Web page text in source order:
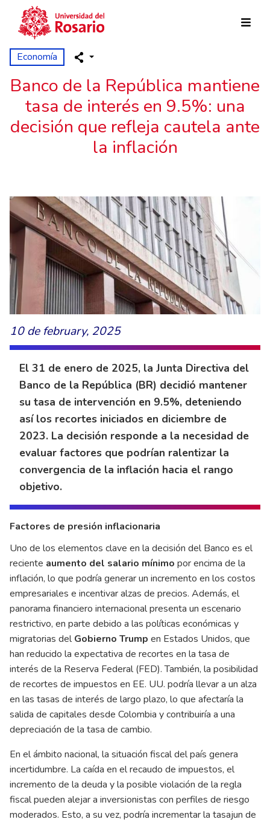
Skip to main content
Economía
Banco de la República mantiene
tasa de interés en 9.5%: una
decisión que refleja cautela ante
la inflación
10 de february, 2025
El 31 de enero de 2025, la Junta Directiva del
Banco de la República (BR) decidió mantener
su tasa de intervención en 9.5%, deteniendo
así los recortes iniciados en diciembre de
2023. La decisión responde a la necesidad de
evaluar factores que podrían ralentizar la
convergencia de la inflación hacia el rango
objetivo.
Factores de presión inflacionaria
Uno de los elementos clave en la decisión del Banco es el
reciente aumento del salario mínimo por encima de la
inflación, lo que podría generar un incremento en los costos
empresariales e incentivar alzas de precios. Además, el
panorama financiero internacional presenta un escenario
restrictivo, en parte debido a las políticas económicas y
migratorias delGobierno Trump en Estados Unidos, que
han reducido la expectativa de recortes en la tasa de
interés de la Reserva Federal (FED). También, la posibilidad
de recortes de impuestos en EE. UU. podría llevar a un alza
en las tasas de interés de largo plazo, lo que afectaría la
salida de capitales desde Colombia y contribuiría a una
depreciación de la tasa de cambio.
En el ámbito nacional, la situación fiscal del país genera
incertidumbre. La caída en el recaudo de impuestos, el
incremento de la deuda y la posible violación de la regla
fiscal pueden alejar a inversionistas con perfiles de riesgo
moderados. Esto, a su vez, podría incrementar la tasajun de